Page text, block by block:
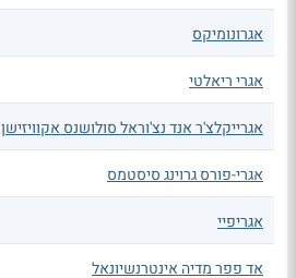
אגרונומיקס
אגרי ריאלטי
אגרייקלצ'ר אנד נצ'וראל סולושנס אקוויזישן
אגרי-פורס גרוינג סיסטמס
אגריפיי
אד פפר מדיה אינטרנשיונאל